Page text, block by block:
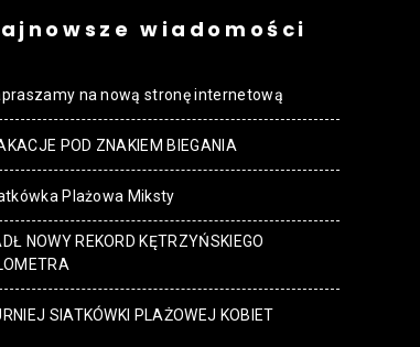
Kętrzyn
wiadomości
na nową stronę internetową
POD ZNAKIEM BIEGANIA
Plażowa Miksty
NOWY REKORD KĘTRZYŃSKIEGO
SIATKÓWKI PLAŻOWEJ KOBIET